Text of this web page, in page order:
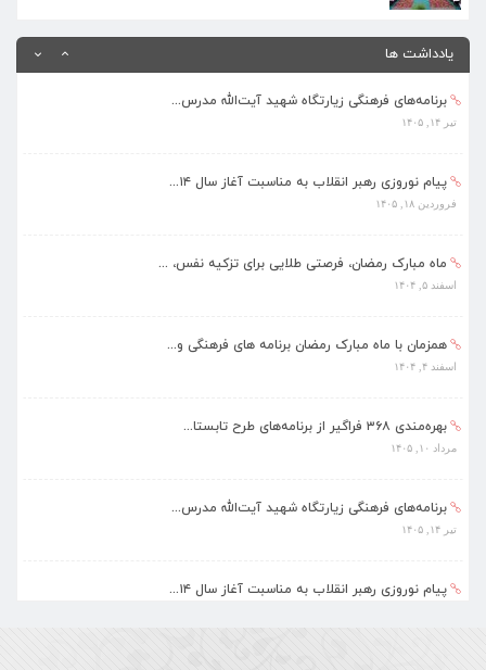
یادداشت ها
تیر ۱۴, ۱۴۰۵
پیام نوروزی رهبر انقلاب به مناسبت آغاز سال ۱۴...
فروردین ۱۸, ۱۴۰۵
ماه مبارک رمضان، فرصتی طلایی برای تزکیه نفس، ...
اسفند ۵, ۱۴۰۴
همزمان با ماه مبارک رمضان برنامه های فرهنگی و...
اسفند ۴, ۱۴۰۴
بهره‌مندی ۳۶۸ فراگیر از برنامه‌های طرح تابستا...
مرداد ۱۰, ۱۴۰۵
برنامه‌های فرهنگی زیارتگاه شهید آیت‌الله مدرس...
تیر ۱۴, ۱۴۰۵
پیام نوروزی رهبر انقلاب به مناسبت آغاز سال ۱۴...
فروردین ۱۸, ۱۴۰۵
ماه مبارک رمضان، فرصتی طلایی برای تزکیه نفس، ...